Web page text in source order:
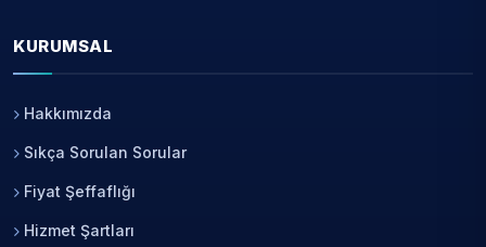
KURUMSAL
Hakkımızda
Sıkça Sorulan Sorular
Fiyat Şeffaflığı
Hizmet Şartları